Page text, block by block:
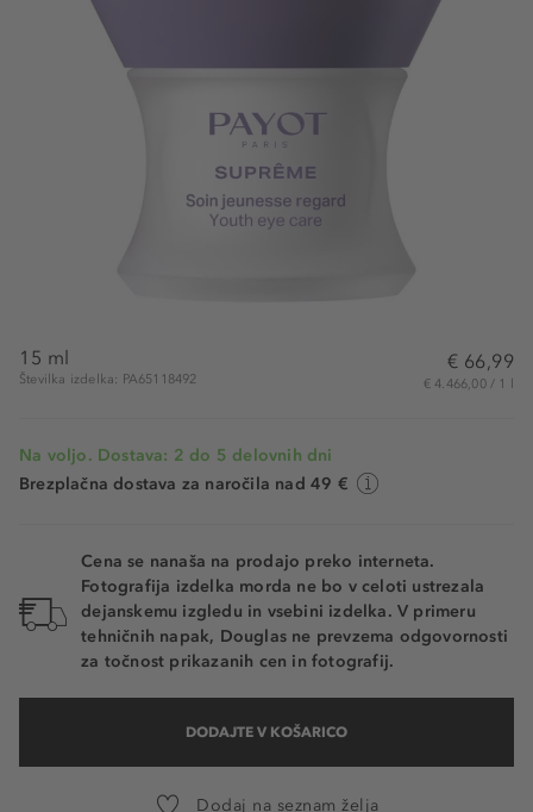
15 ml
Številka izdelka: PA65118492
€ 66,99
€ 4.466,00 / 1 l
Na voljo. Dostava: 2 do 5 delovnih dni
Brezplačna dostava za naročila nad 49 €
Cena se nanaša na prodajo preko interneta.
Fotografija izdelka morda ne bo v celoti ustrezala
dejanskemu izgledu in vsebini izdelka. V primeru
tehničnih napak, Douglas ne prevzema odgovornosti
za točnost prikazanih cen in fotografij.
DODAJTE V KOŠARICO
Dodaj na seznam želja